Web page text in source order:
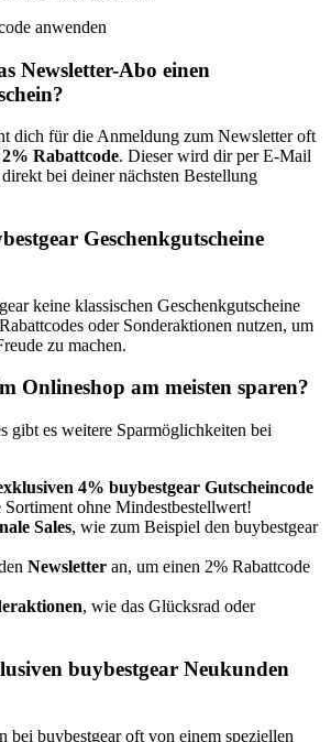
Newsletter-Abo einen
dich für die Anmeldung zum Newsletter oft
Rabattcode. Dieser wird dir per E-Mail
bei deiner nächsten Bestellung
Geschenkgutscheine
keine klassischen Geschenkgutscheine
oder Sonderaktionen nutzen, um
zu machen.
Onlineshop am meisten sparen?
gibt es weitere Sparmöglichkeiten bei
4% buybestgear Gutscheincode
Sortiment ohne Mindestbestellwert!
Sales, wie zum Beispiel den buybestgear
Newsletter an, um einen 2% Rabattcode
, wie das Glücksrad oder
buybestgear Neukunden
bei buybestgear oft von einem speziellen